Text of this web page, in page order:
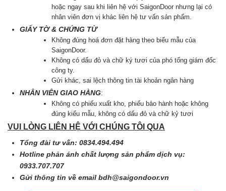
hoặc ngay sau khi liên hệ với SaigonDoor nhưng lại có
nhân viên đơn vị khác liên hệ tư vấn sản phẩm.
GIẤY TỜ & CHỨNG TỪ
Không đúng hoá đơn đặt hàng theo biểu mẫu của
SaigonDoor.
Không có dấu đỏ và chữ ký tươi của phó tổng giám đốc
công ty.
Gửi khác, sai lệch thông tin tài khoản ngân hàng
NHÂN VIÊN GIAO HÀNG:
Không có phiếu xuất kho, phiếu bảo hành hoặc không
đúng kiểu mẫu, không có dấu đỏ và chữ kỷ tươi
VUI LÒNG LIÊN HỆ VỚI CHÚNG TÔI QUA
Tổng đài tư vấn: 0834.494.494
Hotline phản ánh chất lượng sản phẩm dịch vụ:
0933.707.707
Gửi thông tin về emailbdh@saigondoor.vn